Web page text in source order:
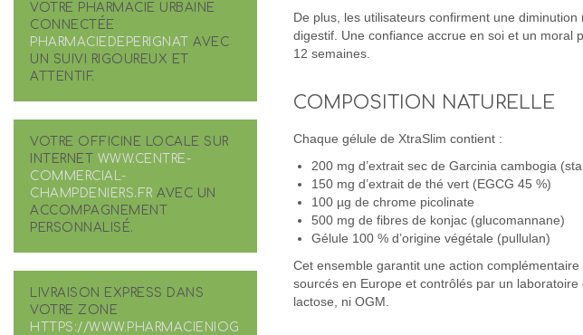
VOTRE PHARMACIE URBAINE
CONNECTÉE
PHARMACIEDEPERIGNAT
AVEC
UN SUIVI RIGOUREUX ET
ATTENTIF.
VOTRE OFFICINE LOCALE SUR
INTERNET WWW.CENTRE-
COMMERCIAL-
CHAMPDENIERS.FRAVEC UN
ACCOMPAGNEMENT
PERSONNALISÉ.
LIVRAISON EXPRESS DANS
VOTRE ZONE
HTTPS://WWW.PHARMACIENIOG
De plus, les utilisateurs confirment une
digestif. Une confiance accrue en soi et un moral
12 semaines.
COMPOSITION NATURELLE
Chaque gélule de XtraSlim contient :
200 mg d’extrait sec de Garcinia cambogia
150 mg d’extrait de thé vert (EGCG 45 %)
100 µg de chrome picolinate
500 mg de fibres de konjac (glucomannane)
Gélule 100 % d’origine végétale (pullulan)
Cet ensemble garantit une action
sourcés en Europe et contrôlés par un
lactose, ni OGM.